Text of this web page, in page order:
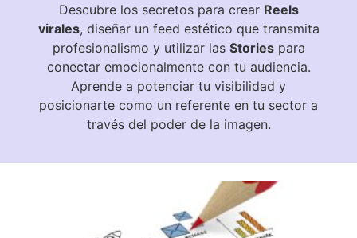
Descubre los secretos para crear Reels
virales, diseñar un feed estético que transmita
profesionalismo y utilizar las Storiespara
conectar emocionalmente con tu audiencia.
Aprende a potenciar tu visibilidad y
posicionarte como un referente en tu sector a
través del poder de la imagen.